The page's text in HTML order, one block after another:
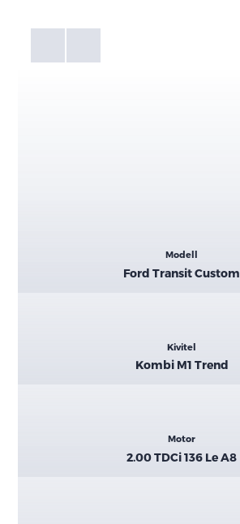
Galéria
Modell
Ford Transit Custom
Kivitel
Kombi M1 Trend
Motor
2.00 TDCi 136 Le A8